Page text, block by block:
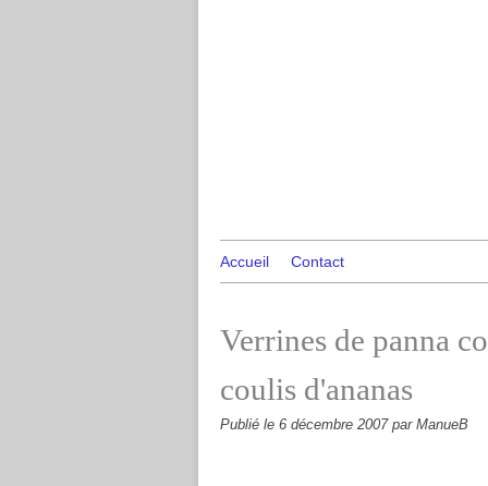
Accueil Contact
Verrines de panna
coulis d'ananas
Publié le 6 décembre 2007 par ManueB